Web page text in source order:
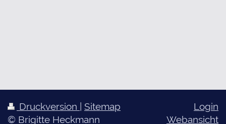
Druckversion
Sitemap
© Brigitte Heckmann
Login
Webansicht